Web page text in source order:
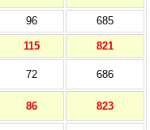
96 685
115 821
72 686
86 823